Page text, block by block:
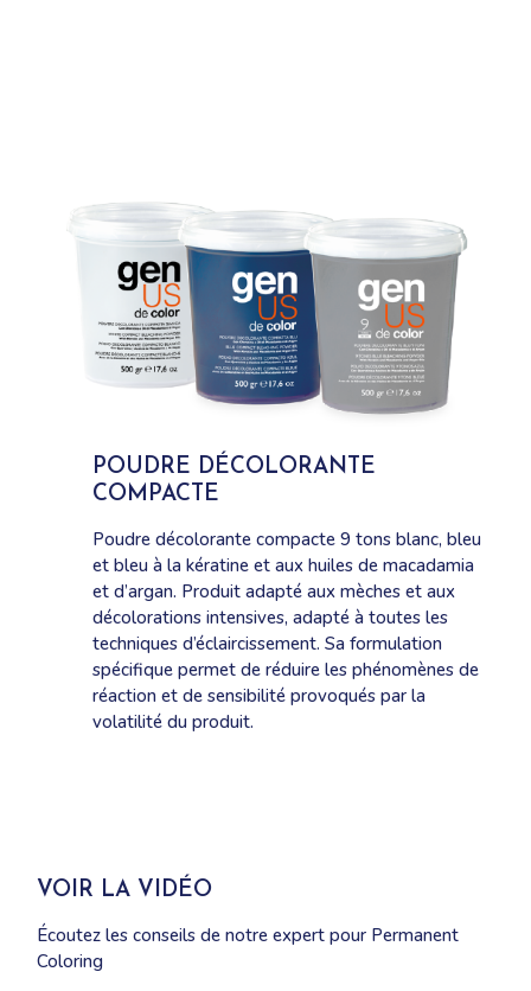
POUDRE DÉCOLORANTE
COMPACTE
Poudre décolorante compacte 9 tons blanc, bleu
et bleu à la kératine et aux huiles de macadamia
et d’argan. Produit adapté aux mèches et aux
décolorations intensives, adapté à toutes les
techniques d’éclaircissement. Sa formulation
spécifique permet de réduire les phénomènes de
réaction et de sensibilité provoqués par la
volatilité du produit.
VOIR LA VIDÉO
Écoutez les conseils de notre expert pour Permanent
Coloring